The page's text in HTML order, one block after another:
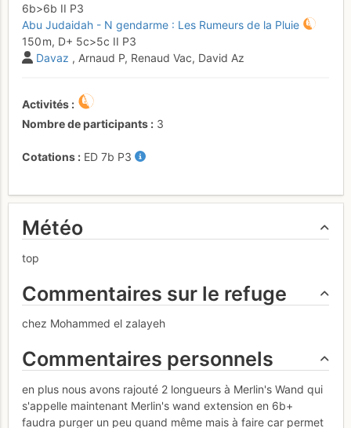
6b>6b II P3
Abu Judaidah - N gendarme : Les Rumeurs de la Pluie
150 m, D+ 5c>5c II P3
Davaz , Arnaud P, Renaud Vac, David Az
Activités
Nombre de participants
3
Cotations ED 7b P3
Météo
top
Commentaires sur le refuge
chez Mohammed el zalayeh
Commentaires personnels
en plus nous avons rajouté 2 longueurs à Merlin's Wand qui
s'appelle maintenant Merlin's wand extension en 6b+
faudra purger un peu quand même mais à faire car permet